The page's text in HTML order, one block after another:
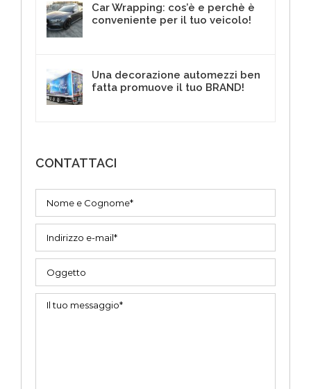
Car Wrapping: cos’è e perchè è
conveniente per il tuo veicolo!
Una decorazione automezzi ben
fatta promuove il tuo BRAND!
CONTATTACI